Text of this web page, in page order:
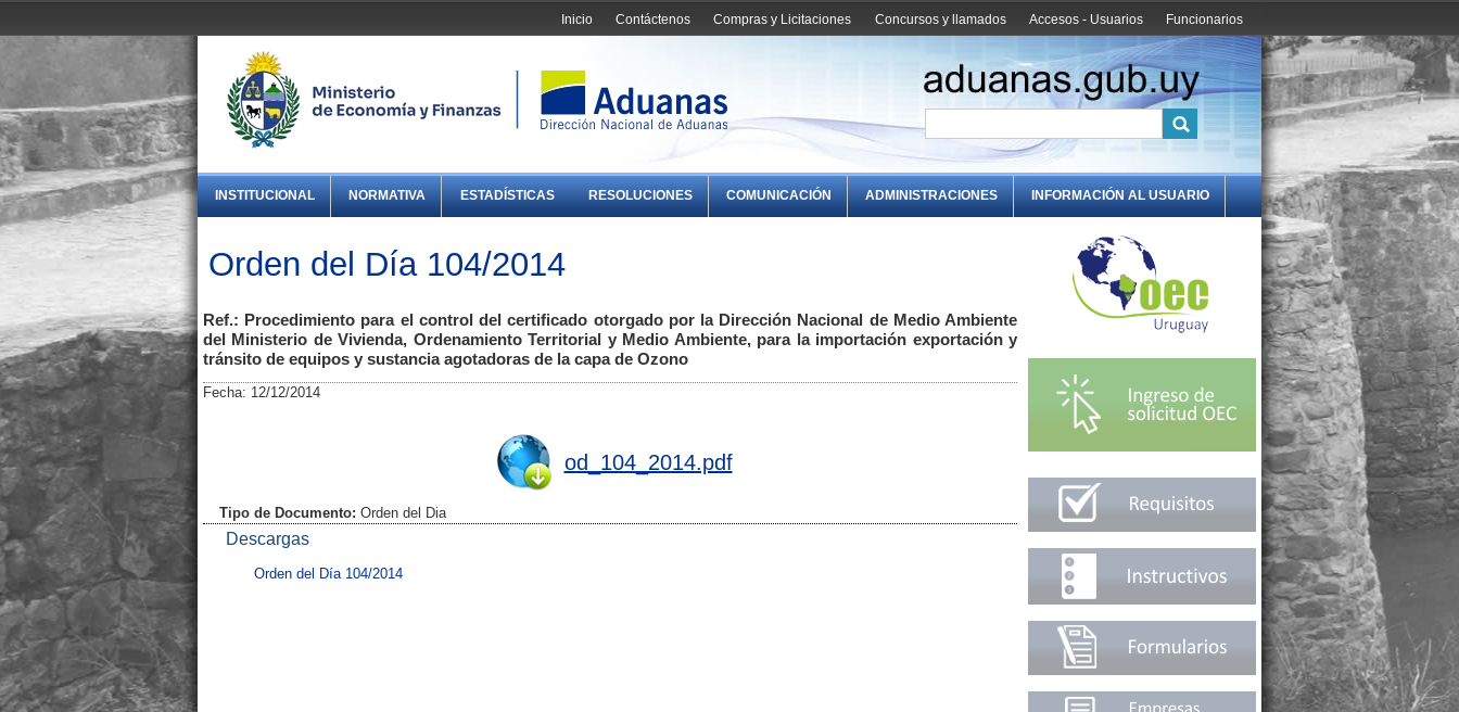
Funcionarios
Accesos - Usuarios
Concursos y llamados
Compras y Licitaciones
Contáctenos
Inicio
INSTITUCIONAL NORMATIVA ESTADÍSTICAS RESOLUCIONES COMUNICACIÓN ADMINISTRACIONES INFORMACIÓN AL USUARIO
Orden del Día 104/2014
Ref.: Procedimiento para el control del certificado otorgado por la Dirección Nacional de Medio Ambiente
del Ministerio de Vivienda, Ordenamiento Territorial y Medio Ambiente, para la importación exportación y
tránsito de equipos y sustancia agotadoras de la capa de Ozono
Fecha: 12/12/2014
od_104_2014.pdf
Tipo de Documento: Orden del Dia
Descargas
Orden del Día 104/2014